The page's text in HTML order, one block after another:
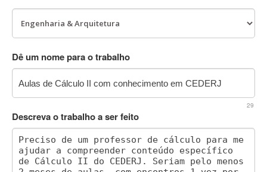
Dê um nome para o trabalho
29
Descreva o trabalho a ser feito